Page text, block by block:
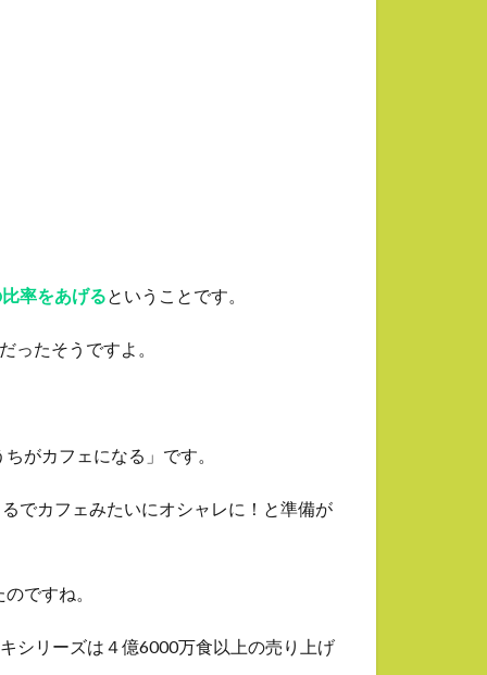
率をあげるということです。
ったそうですよ。
がカフェになる」です。
でカフェみたいにオシャレに！と準備が
ですね。
シリーズは４億6000万食以上の売り上げ